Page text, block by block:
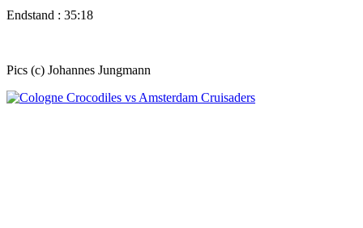
Endstand : 35:18
Pics (c) Johannes Jungmann